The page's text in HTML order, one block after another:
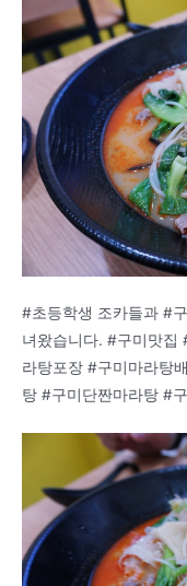
#초등학생 조카들과 #
녀왔습니다. #구미맛집
라탕포장 #구미마라탕
탕 #구미단짠마라탕 #